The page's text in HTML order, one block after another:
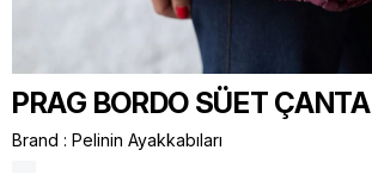
PRAG BORDO SÜET ÇANTA
Brand : Pelinin Ayakkabıları